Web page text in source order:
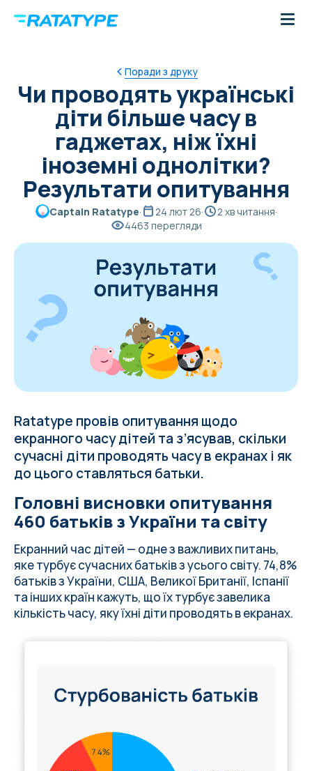
Поради з друку
Чи проводять українські
діти більше часу в
гаджетах, ніж їхні
іноземні однолітки?
Результати опитування
Captain Ratatype· 24 лют 26· 2 хв читання·
4463 перегляди
Ratatype провів опитування щодо
екранного часу дітей та зʼясував, скільки
сучасні діти проводять часу в екранах і як
до цього ставляться батьки.
Головні висновки опитування
460 батьків з України та світу
Екранний час дітей — одне з важливих питань,
яке турбує сучасних батьків з усього світу. 74,8%
батьків з України, США, Великої Британії, Іспанії
та інших країн кажуть, що їх турбує завелика
кількість часу, яку їхні діти проводять в екранах.